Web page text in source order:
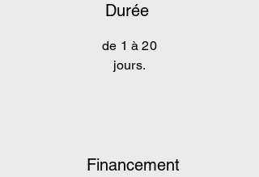
Durée
de 1 à 20
jours.
Financement